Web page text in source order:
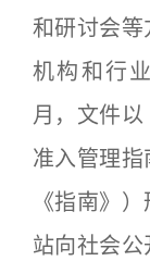
和研讨会等
机构和行
月，文件
准入管理
《指南》
站向社会